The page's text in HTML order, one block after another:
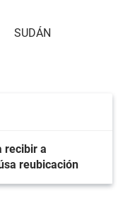
SUDÁN
recibir a
reubicación